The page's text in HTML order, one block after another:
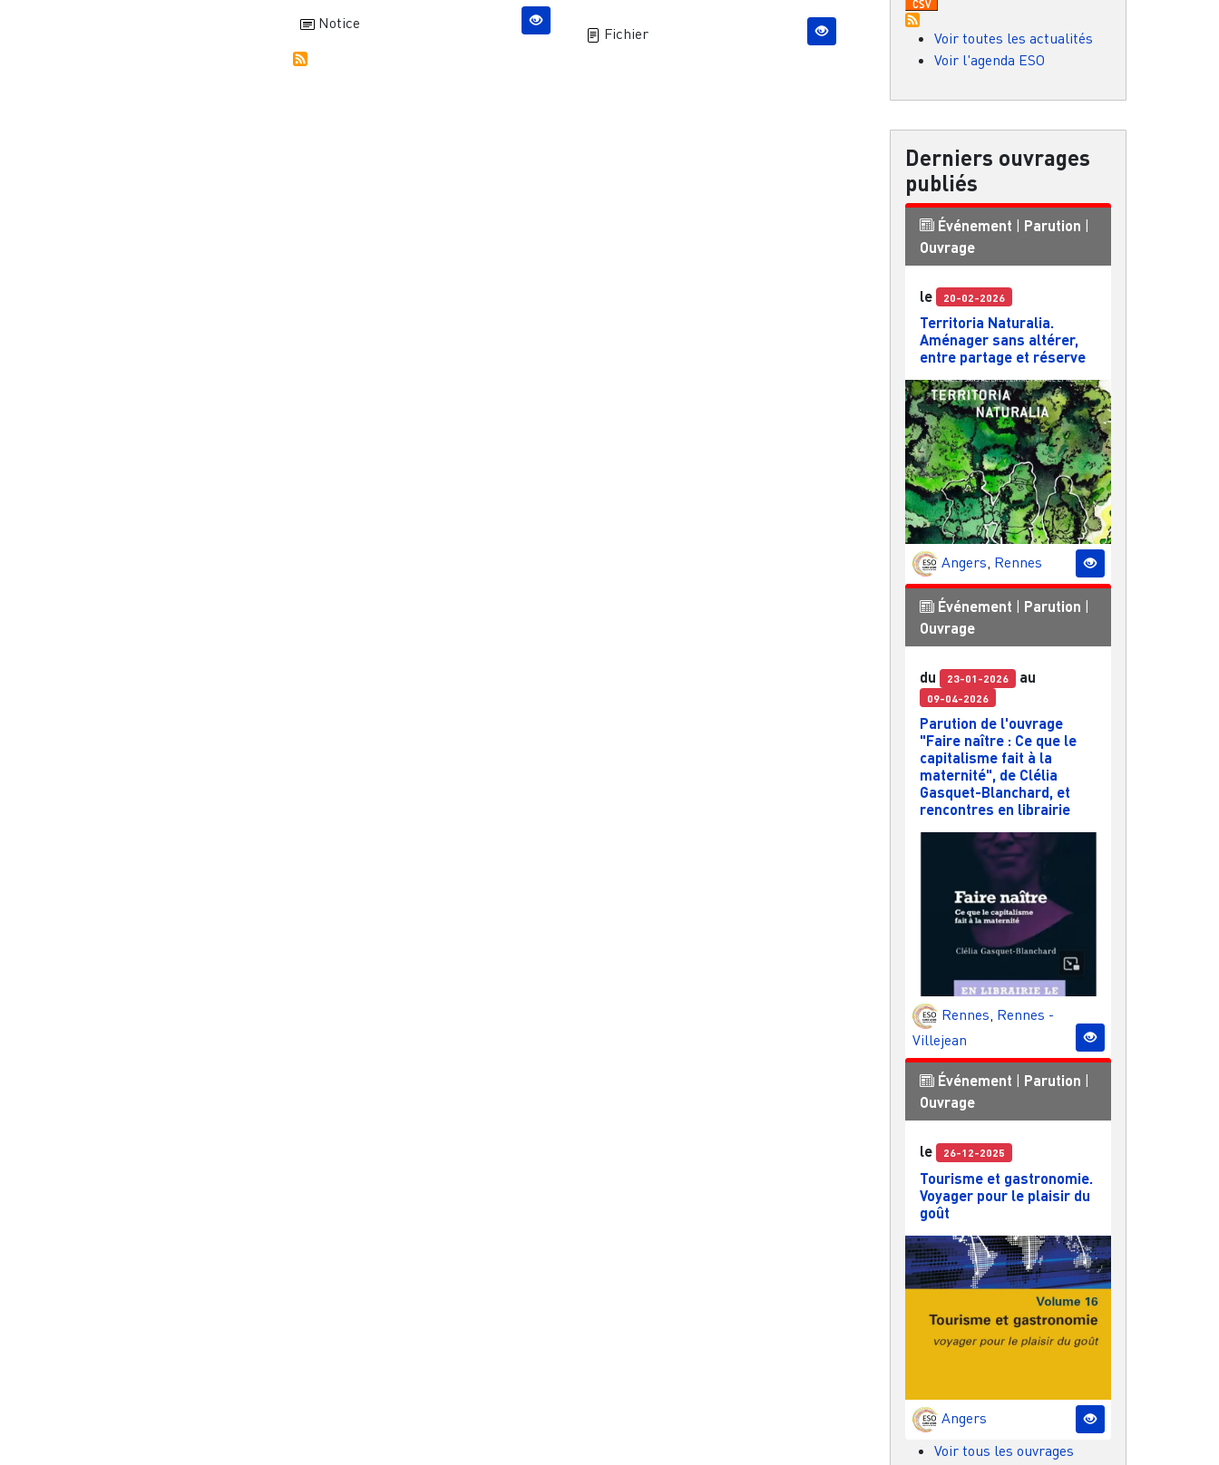
Notice
Fichier
Voir toutes les actualités
Voir l'agenda ESO
Derniers ouvrages
publiés
Événement | Parution |
Ouvrage
le 20-02-2026
Territoria Naturalia.
Aménager sans altérer,
entre partage et réserve
Angers, Rennes
Événement Parution
Ouvrage
du 23-01-2026 au
09-04-2026
Parution de l'ouvrage
"Faire naître : Ce que le
capitalisme fait à la
maternité", de Clélia
Gasquet-Blanchard, et
rencontres en librairie
Rennes, Rennes -
Villejean
Événement Parution
Ouvrage
le 26-12-2025
Tourisme et gastronomie.
Voyager pour le plaisir du
goût
Angers
Voir tous les ouvrages